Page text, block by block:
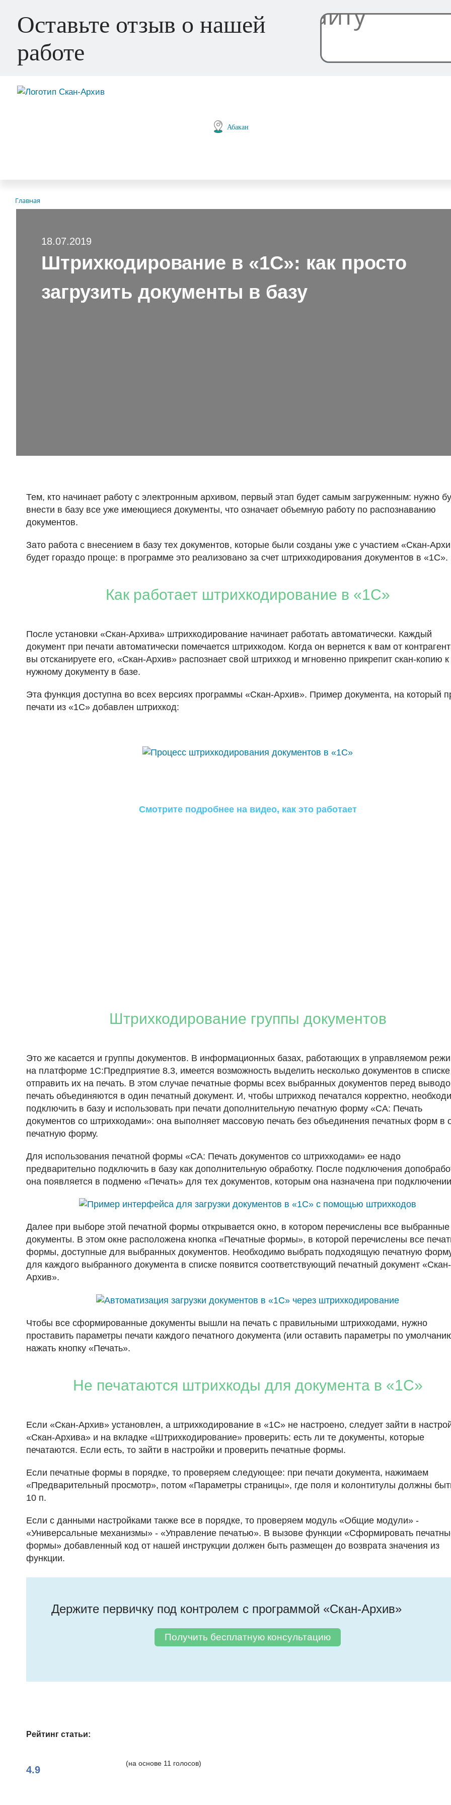
Оставьте отзыв о нашей
работе
Абакан
Главная
18.07.2019
Штрихкодирование в «1С»: как просто
загрузить документы в базу
Тем, кто начинает работу с электронным архивом, первый этап будет самым загруженным: нужно
внести в базу все уже имеющиеся документы, что означает объемную работу по распознаванию
документов.
Зато работа с внесением в базу тех документов, которые были созданы уже с участием «Скан-
будет гораздо проще: в программе это реализовано за счет штрихкодирования документов в «1С».
Как работает штрихкодирование в «1С»
После установки «Скан-Архива» штрихкодирование начинает работать автоматически. Каждый
документ при печати автоматически помечается штрихкодом. Когда он вернется к вам от
вы отсканируете его, «Скан-Архив» распознает свой штрихкод и мгновенно прикрепит скан-копию к
нужному документу в базе.
Эта функция доступна во всех версиях программы «Скан-Архив». Пример документа, на который
печати из «1С» добавлен штрихкод:
Смотрите подробнее на видео, как это работает
Штрихкодирование группы документов
Это же касается и группы документов. В информационных базах, работающих в управляемом
на платформе 1С:Предприятие 8.3, имеется возможность выделить несколько документов в
отправить их на печать. В этом случае печатные формы всех выбранных документов перед
печать объединяются в один печатный документ. И, чтобы штрихкод печатался корректно,
подключить в базу и использовать при печати дополнительную печатную форму «СА: Печать
документов со штрихкодами»: она выполняет массовую печать без объединения печатных форм в
печатную форму.
Для использования печатной формы «СА: Печать документов со штрихкодами» ее надо
предварительно подключить в базу как дополнительную обработку. После подключения
она появляется в подменю «Печать» для тех документов, которым она назначена при
Далее при выборе этой печатной формы открывается окно, в котором перечислены все выбранные
документы. В этом окне расположена кнопка «Печатные формы», в которой перечислены все
формы, доступные для выбранных документов. Необходимо выбрать подходящую печатную
для каждого выбранного документа в списке появится соответствующий печатный документ «Скан-
Архив».
Чтобы все сформированные документы вышли на печать с правильными штрихкодами, нужно
проставить параметры печати каждого печатного документа (или оставить параметры по
нажать кнопку «Печать».
Не печатаются штрихкоды для документа в «1С»
Если «Скан-Архив» установлен, а штрихкодирование в «1С» не настроено, следует зайти в
«Скан-Архива» и на вкладке «Штрихкодирование» проверить: есть ли те документы, которые
печатаются. Если есть, то зайти в настройки и проверить печатные формы.
Если печатные формы в порядке, то проверяем следующее: при печати документа, нажимаем
«Предварительный просмотр», потом «Параметры страницы», где поля и колонтитулы должны
10 п.
Если с данными настройками также все в порядке, то проверяем модуль «Общие модули» -
«Универсальные механизмы» - «Управление печатью». В вызове функции «Сформировать
формы» добавленный код от нашей инструкции должен быть размещен до возврата значения из
функции.
Держите первичку под контролем с программой «Скан-Архив»
Получить бесплатную консультацию
Рейтинг статьи:
4.9
(на основе 11 голосов)